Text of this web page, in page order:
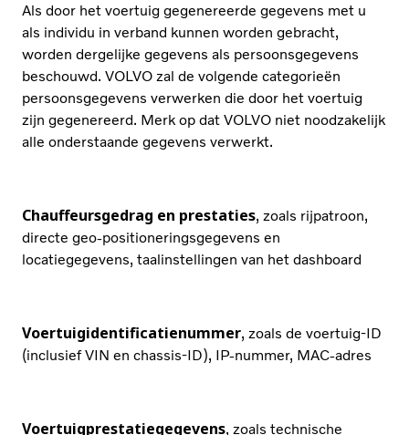
Als door het voertuig gegenereerde gegevens met u
als individu in verband kunnen worden gebracht,
worden dergelijke gegevens als persoonsgegevens
beschouwd. VOLVO zal de volgende categorieën
persoonsgegevens verwerken die door het voertuig
zijn gegenereerd. Merk op dat VOLVO niet noodzakelijk
alle onderstaande gegevens verwerkt.
Chauffeursgedrag en prestaties, zoals rijpatroon,
directe geo-positioneringsgegevens en
locatiegegevens, taalinstellingen van het dashboard
Voertuigidentificatienummer, zoals de voertuig-ID
(inclusief VIN en chassis-ID), IP-nummer, MAC-adres
Voertuigprestatiegegevens, zoals technische